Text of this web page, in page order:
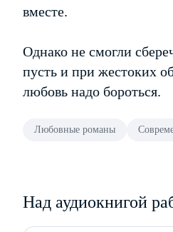
вместе.
Однако не смогли
пусть и при жестоких
любовь надо бороться.
Любовные романы
Над аудиокнигой